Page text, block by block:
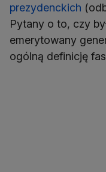
prezydenckich
Pytany o to, czy
emerytowany
ogólną definicję